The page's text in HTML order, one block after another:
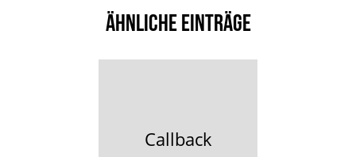
ÄHNLICHE EINTRÄGE
Callback